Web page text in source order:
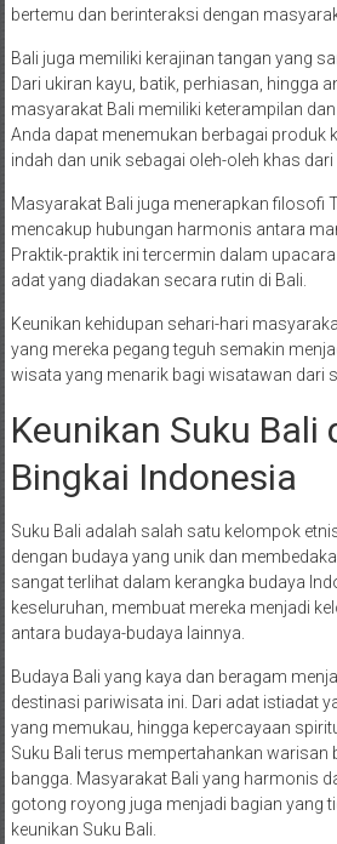
bertemu dan berinteraksi dengan
Bali juga memiliki kerajinan tangan yang
Dari ukiran kayu, batik, perhiasan, hingga
masyarakat Bali memiliki keterampilan
Anda dapat menemukan berbagai produk
indah dan unik sebagai oleh-oleh khas dari
Masyarakat Bali juga menerapkan filosofi
mencakup hubungan harmonis antara
Praktik-praktik ini tercermin dalam
adat yang diadakan secara rutin di Bali.
Keunikan kehidupan sehari-hari
yang mereka pegang teguh semakin
wisata yang menarik bagi wisatawan dari
Keunikan Suku Bali
Bingkai Indonesia
Suku Bali adalah salah satu kelompok
dengan budaya yang unik dan
sangat terlihat dalam kerangka budaya
keseluruhan, membuat mereka menjadi
antara budaya-budaya lainnya.
Budaya Bali yang kaya dan beragam
destinasi pariwisata ini. Dari adat istiadat
yang memukau, hingga kepercayaan
Suku Bali terus mempertahankan warisan
bangga. Masyarakat Bali yang harmonis
gotong royong juga menjadi bagian yang
keunikan Suku Bali.